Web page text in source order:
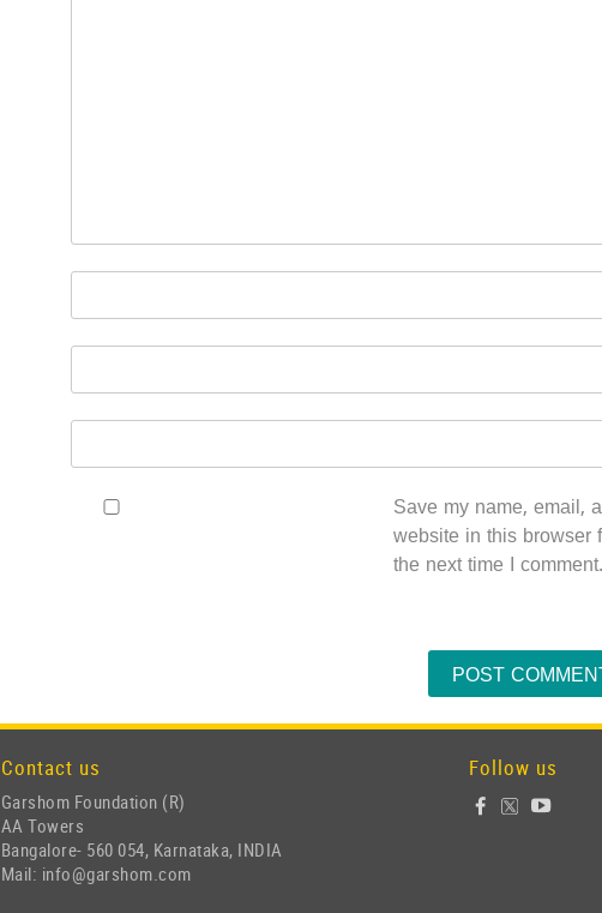
Save my name, email,
website in this browser
the next time I comment.
Contact us
Garshom Foundation (R)
AA Towers
Bangalore- 560 054, Karnataka, INDIA
Mail: info@garshom.com
Follow us